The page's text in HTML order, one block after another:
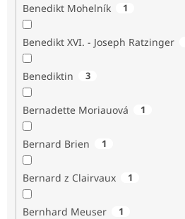
Benedikt Mohelník 1
Benedikt XVI. - Joseph Ratzinger
Benediktin 3
Bernadette Moriauová 1
Bernard Brien 1
Bernard z Clairvaux 1
Bernhard Meuser 1